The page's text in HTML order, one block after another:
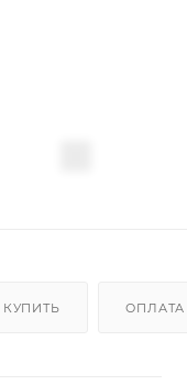
КУПИТЬ ОПЛАТА